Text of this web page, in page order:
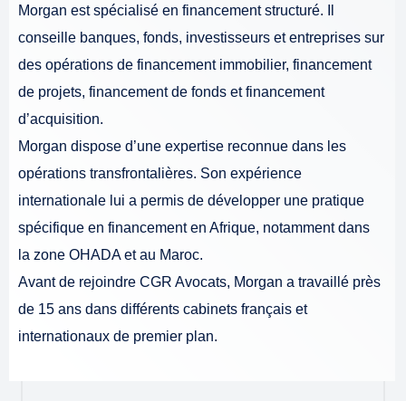
Morgan est spécialisé en financement structuré. Il
conseille banques, fonds, investisseurs et entreprises sur
des opérations de financement immobilier, financement
de projets, financement de fonds et financement
d’acquisition.
Morgan dispose d’une expertise reconnue dans les
opérations transfrontalières. Son expérience
internationale lui a permis de développer une pratique
spécifique en financement en Afrique, notamment dans
la zone OHADA et au Maroc.
Avant de rejoindre CGR Avocats, Morgan a travaillé près
de 15 ans dans différents cabinets français et
internationaux de premier plan.